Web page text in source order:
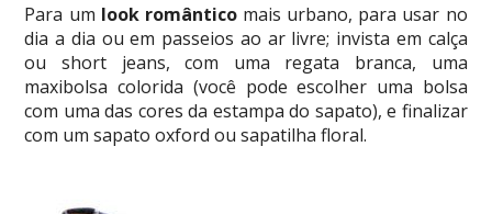
Para um look românticomais urbano, para usar no
dia a dia ou em passeios ao ar livre; invista em calça
ou short jeans, com uma regata branca, uma
maxibolsa colorida (você pode escolher uma bolsa
com uma das cores da estampa do sapato), e finalizar
com um sapato oxford ou sapatilha floral.